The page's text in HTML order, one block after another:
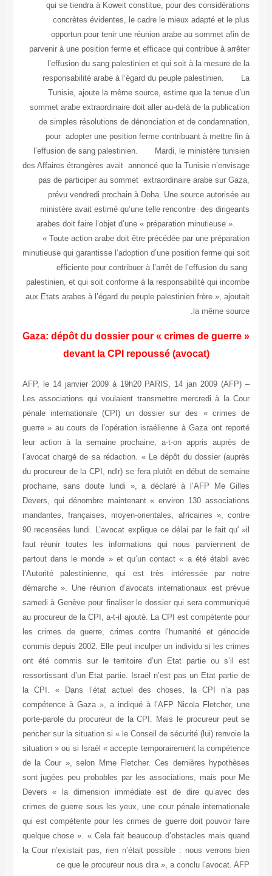
qui se tiendra à Koweit constitue, pour des considérations
concrètes évidentes, le cadre le mieux adapté et le plus
opportun pour tenir une réunion arabe au sommet afin de
parvenir à une position ferme et efficace qui contribue à arrêter
l’effusion du sang palestinien et qui soit à la mesure de la
responsabilité arabe à l’égard du peuple palestinien. La
Tunisie, ajoute la même source, estime que la tenue d’un
sommet arabe extraordinaire doit aller au-delà de la publication
de simples résolutions de dénonciation et de condamnation,
pour adopter une position ferme contribuant à mettre fin à
l’effusion de sang palestinien. Mardi, le ministère tunisien
des Affaires étrangères avait annoncé que la Tunisie n’envisage
pas de participer au sommet extraordinaire arabe sur Gaza,
prévu vendredi prochain à Doha. Une source autorisée au
ministère avait estimé qu’une telle rencontre des dirigeants
arabes doit faire l’objet d’une « préparation minutieuse ».
« Toute action arabe doit être précédée par une préparation
minutieuse qui garantisse l’adoption d’une position ferme qui soit
efficiente pour contribuer à l’arrêt de l’effusion du sang
palestinien, et qui soit conforme à la responsabilité qui incombe
aux Etats arabes à l’égard du peuple palestinien frère », ajoutait
la même source.
Gaza: dépôt du dossier pour « crimes de guerre »
devant la CPI repoussé (avocat)
AFP, le 14 janvier 2009 à 19h20 PARIS, 14 jan 2009 (AFP) –
Les associations qui voulaient transmettre mercredi à la Cour
pénale internationale (CPI) un dossier sur des « crimes de
guerre » au cours de l’opération israélienne à Gaza ont reporté
leur action à la semaine prochaine, a-t-on appris auprès de
l’avocat chargé de sa rédaction. « Le dépôt du dossier (auprès
du procureur de la CPI, ndlr) se fera plutôt en début de semaine
prochaine, sans doute lundi », a déclaré à l’AFP Me Gilles
Devers, qui dénombre maintenant « environ 130 associations
mandantes, françaises, moyen-orientales, africaines », contre
90 recensées lundi. L’avocat explique ce délai par le fait qu' »il
faut réunir toutes les informations qui nous parviennent de
partout dans le monde » et qu’un contact « a été établi avec
l’Autorité palestinienne, qui est très intéressée par notre
démarche ». Une réunion d’avocats internationaux est prévue
samedi à Genève pour finaliser le dossier qui sera communiqué
au procureur de la CPI, a-t-il ajouté. La CPI est compétente pour
les crimes de guerre, crimes contre l’humanité et génocide
commis depuis 2002. Elle peut inculper un individu si les crimes
ont été commis sur le territoire d’un Etat partie ou s’il est
ressortissant d’un Etat partie. Israël n’est pas un Etat partie de
la CPI. « Dans l’état actuel des choses, la CPI n’a pas
compétence à Gaza », a indiqué à l’AFP Nicola Fletcher, une
porte-parole du procureur de la CPI. Mais le procureur peut se
pencher sur la situation si « le Conseil de sécurité (lui) renvoie la
situation » ou si Israël « accepte temporairement la compétence
de la Cour », selon Mme Fletcher. Ces dernières hypothèses
sont jugées peu probables par les associations, mais pour Me
Devers « la dimension immédiate est de dire qu’avec des
crimes de guerre sous les yeux, une cour pénale internationale
qui est compétente pour les crimes de guerre doit pouvoir faire
quelque chose ». « Cela fait beaucoup d’obstacles mais quand
la Cour n’existait pas, rien n’était possible : nous verrons bien
ce que le procureur nous dira », a conclu l’avocat. AFP